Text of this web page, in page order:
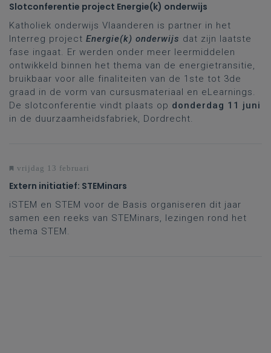
Slotconferentie project Energie(k) onderwijs
Katholiek onderwijs Vlaanderen is partner in het
Interreg project Energie(k) onderwijs dat zijn laatste
fase ingaat. Er werden onder meer leermiddelen
ontwikkeld binnen het thema van de energietransitie,
bruikbaar voor alle finaliteiten van de 1ste tot 3de
graad in de vorm van cursusmateriaal en eLearnings.
De slotconferentie vindt plaats op donderdag 11 juni
in de duurzaamheidsfabriek, Dordrecht.
vrijdag 13 februari
Extern initiatief: STEMinars
iSTEM en STEM voor de Basis organiseren dit jaar
samen een reeks van STEMinars, lezingen rond het
thema STEM.